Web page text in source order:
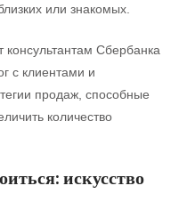
или знакомых.
Сбербанка
с клиентами и
продаж, способные
количество
искусство